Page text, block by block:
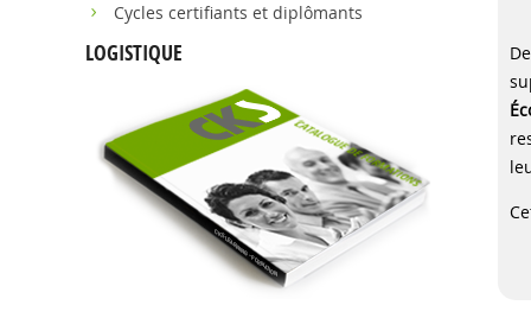
Cycles certifiants et diplômants
LOGISTIQUE